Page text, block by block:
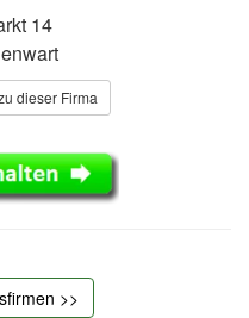
14
dieser Firma
>>